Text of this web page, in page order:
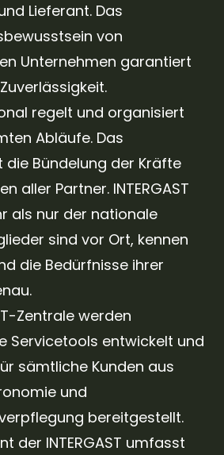
Lieferant. Das
von
Unternehmen garantiert
regelt und organisiert
Abläufe. Das
die Bündelung der Kräfte
aller Partner. INTERGAST
als nur der nationale
sind vor Ort, kennen
die Bedürfnisse ihrer
Zentrale werden
Servicetools entwickelt und
sämtliche Kunden aus
und
bereitgestellt.
der INTERGAST umfasst